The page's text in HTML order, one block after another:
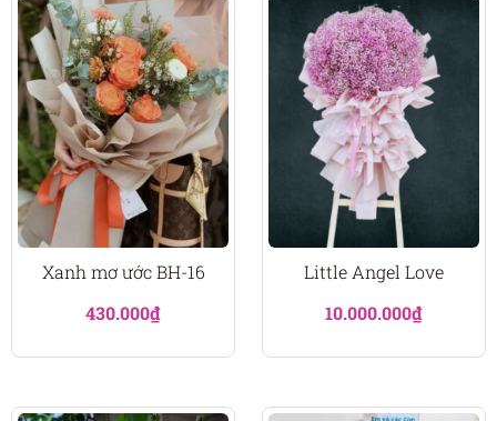
Xanh mơ ước BH-16
430.000₫
Little Angel Love
10.000.000₫